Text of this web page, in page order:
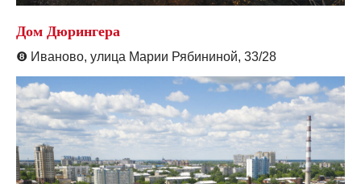
Дом Дюрингера
❽ Иваново, улица Марии Рябининой, 33/28